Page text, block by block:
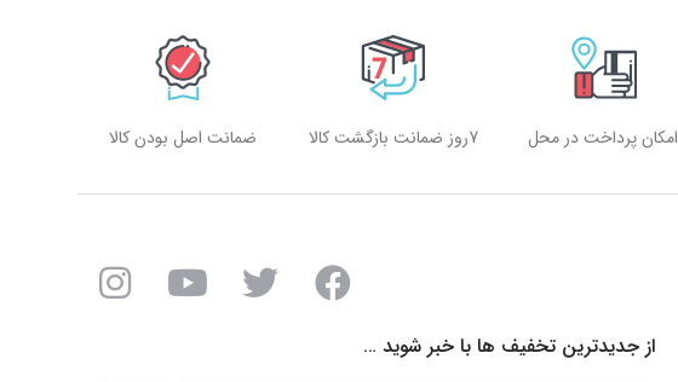
امکان پرداخت در محل 7روز ضمانت بازگشت کالا ضمانت اصل بودن کالا
از جدیدترین تخفیف ها با خبر شوید …